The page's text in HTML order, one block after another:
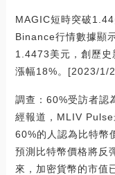
MAGIC短時突破
Binance行情數據顯
1.4473美元，創歷
漲幅18%。[2023/1/
調查：60%受訪者認
經報道，MLIV
60%的人認為比特幣
預測比特幣價格將反
來，加密貨幣的市值